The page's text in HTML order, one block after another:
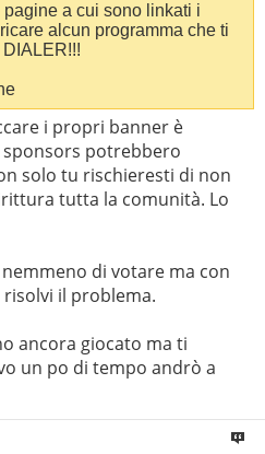
a cui sono linkati i
alcun programma che ti
i propri banner è
potrebbero
solo tu rischieresti di non
tutta la comunità. Lo
di votare ma con
il problema.
ancora giocato ma ti
un po di tempo andrò a